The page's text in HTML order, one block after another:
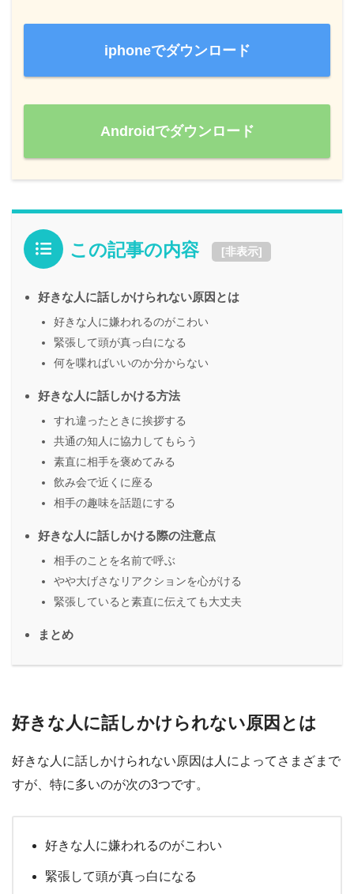
iphoneでダウンロード
Androidでダウンロード
この記事の内容 [非表示]
好きな人に話しかけられない原因とは
好きな人に嫌われるのがこわい
緊張して頭が真っ白になる
何を喋ればいいのか分からない
好きな人に話しかける方法
すれ違ったときに挨拶する
共通の知人に協力してもらう
素直に相手を褒めてみる
飲み会で近くに座る
相手の趣味を話題にする
好きな人に話しかける際の注意点
相手のことを名前で呼ぶ
やや大げさなリアクションを心がける
緊張していると素直に伝えても大丈夫
まとめ
好きな人に話しかけられない原因とは
好きな人に話しかけられない原因は人によってさまざまで
すが、特に多いのが次の3つです。
好きな人に嫌われるのがこわい
緊張して頭が真っ白になる